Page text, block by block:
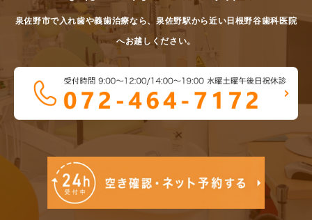
泉佐野市で入れ歯や義歯治療なら、泉佐野駅から近い日根野谷歯科医院
へお越しください。